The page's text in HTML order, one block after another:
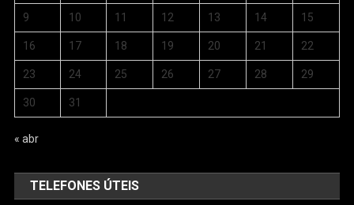
9 10 11 12 13 14 15
16 17 18 19 20 21 22
23 24 25 26 27 28 29
30 31
« abr
TELEFONES ÚTEIS